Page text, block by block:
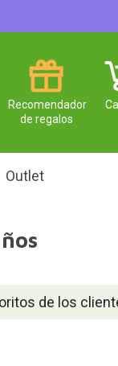
Recomendador
de regalos
Outlet
de los